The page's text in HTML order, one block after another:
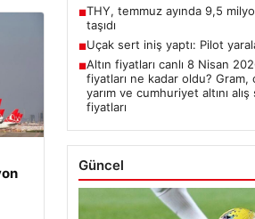
■THY, temmuz ayında 9,5
taşıdı
■Uçak sert iniş yaptı: Pilot
■Altın fiyatları canlı 8 Nisan
fiyatları ne kadar oldu? Gram,
yarım ve cumhuriyet altını alış
fiyatları
Güncel